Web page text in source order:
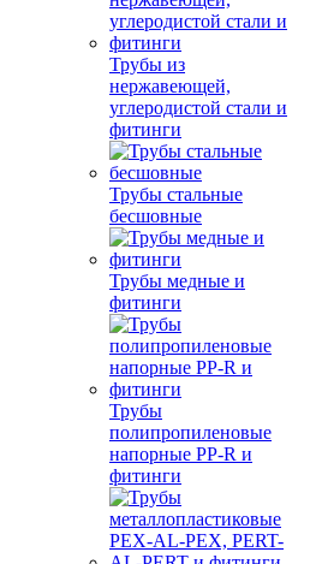
Трубы из
нержавеющей,
углеродистой стали и
фитинги
Трубы стальные
бесшовные
Трубы медные и
фитинги
Трубы
полипропиленовые
напорные PP-R и
фитинги